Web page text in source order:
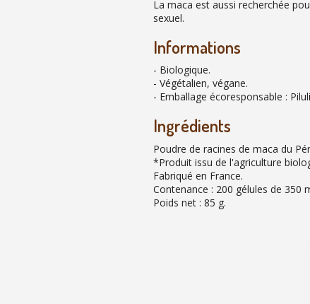
La maca est aussi recherchée
sexuel.
Informations
- Biologique.
- Végétalien, végane.
- Emballage écoresponsable :
Ingrédients
Poudre de racines de maca du
*Produit issu de l'agriculture
Fabriqué en France.
Contenance : 200 gélules de 350
Poids net : 85 g.